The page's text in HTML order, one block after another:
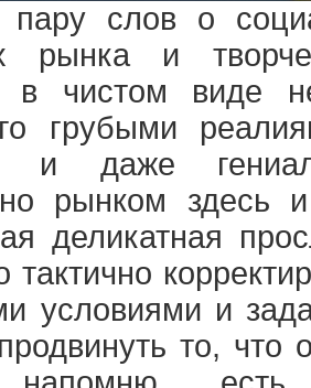
слов о
рынка и
в чистом виде
грубыми
и даже
рынком здесь
деликатная
тактично
условиями и
то, что